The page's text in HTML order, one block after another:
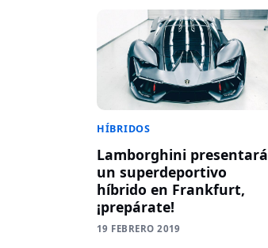
HÍBRIDOS
Lamborghini presentará
un superdeportivo
híbrido en Frankfurt,
¡prepárate!
19 FEBRERO 2019